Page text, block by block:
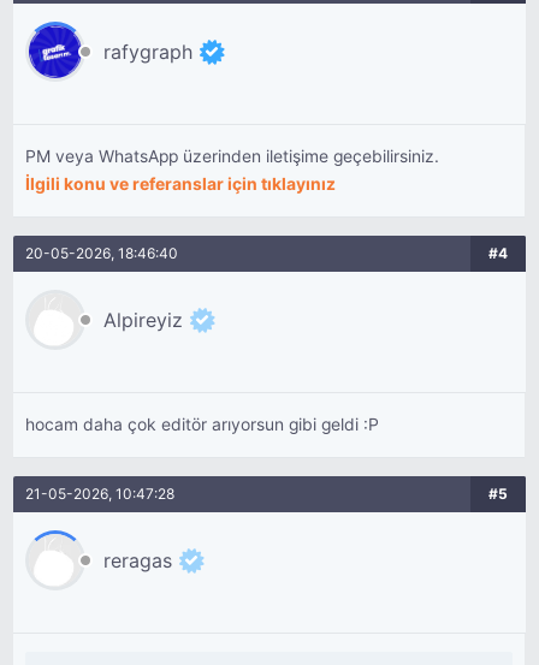
rafygraph
PM veya WhatsApp üzerinden iletişime geçebilirsiniz.
İlgili konu ve referanslar için tıklayınız
20-05-2026, 18:46:40 #4
Alpireyiz
hocam daha çok editör arıyorsun gibi geldi :P
21-05-2026, 10:47:28 #5
reragas